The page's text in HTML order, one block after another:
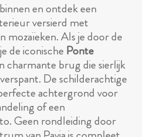
en ontdek een
versierd met
mozaïeken. Als je door de
de iconische Ponte
charmante brug die sierlijk
De schilderachtige
achtergrond voor
of een
Geen rondleiding door